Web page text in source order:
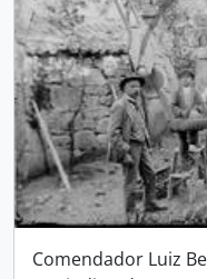
Comendador Luiz